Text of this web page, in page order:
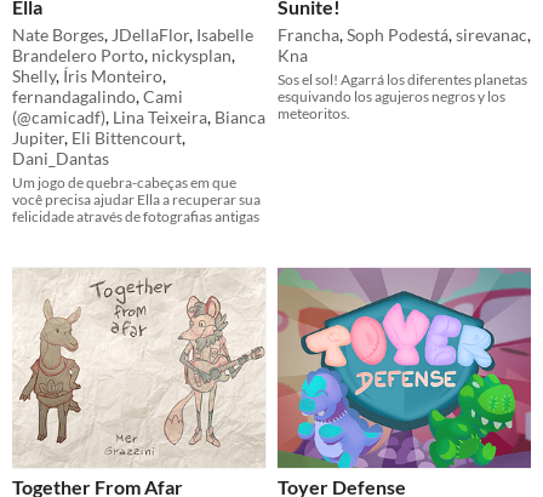
Ella
Nate Borges, JDellaFlor, Isabelle
Brandelero Porto, nickysplan,
Shelly, Íris Monteiro,
fernandagalindo,Cami
(@camicadf), Lina Teixeira, Bianca
Jupiter, Eli Bittencourt,
Dani_Dantas
Um jogo de quebra-cabeças em que
você precisa ajudar Ella a recuperar sua
felicidade através de fotografias antigas
Sunite!
Francha,Soph Podestá,sirevanac,
Kna
Sos el sol! Agarrá los diferentes planetas
esquivando los agujeros negros y los
meteoritos.
Together From Afar Toyer Defense